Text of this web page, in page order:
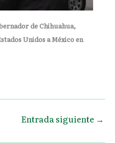
de Chihuahua,
Unidos a México en
Entrada siguiente →